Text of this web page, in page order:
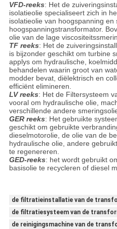
VFD-reeks: Het de
isolatieolie specialiseert zich in
isolatieolie van hoogspanning en
hoogspanningstransformator.
olie van de lage
TF reeks: Het de
is bijzonder geschikt om turbine
applys om hydraulische,
behandelen waarin groot van
modder bevat, diëlektrisch en
efficiënt elimineren.
LV reeks: Het de Filtersysteem
vooral om hydraulische olie,
verschillende andere
GER reeks: Het gebruikte
geschikt om gebruikte
dieselmotorolie, de olie van de
hydraulische olie, andere
te regenereren.
GED-reeks: het wordt gebruikt
basisolie te recycleren of diesel
de filtratieinstallatie van de
de filtratiesysteem van de
de reinigingsmachine van de